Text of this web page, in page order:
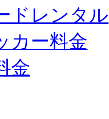
ドレンタル
カー料金
金